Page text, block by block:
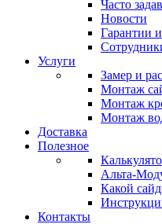
Часто
Новости
Гарантии
Услуги
Замер и
Монтаж
Монтаж
Монтаж
Доставка
Полезное
Альта-
Какой
Контакты